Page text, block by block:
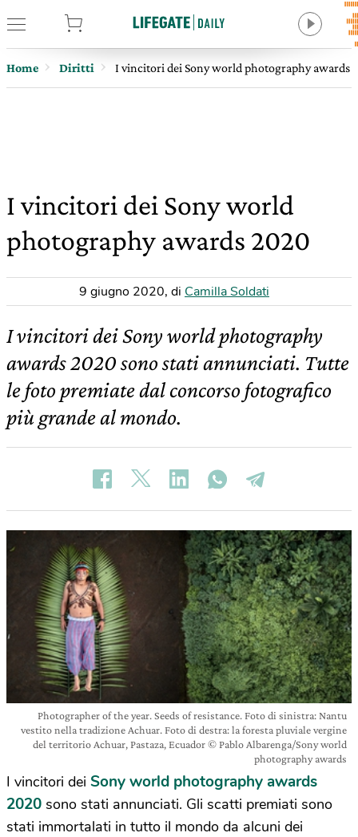
Home Diritti I vincitori dei Sony world photography awards
I vincitori dei Sony world
photography awards 2020
9 giugno 2020, di Camilla Soldati
I vincitori dei Sony world photography
awards 2020 sono stati annunciati. Tutte
le foto premiate dal concorso fotografico
più grande al mondo.
Photographer of the year. Seeds of resistance. Foto di sinistra: Nantu
vestito nella tradizione Achuar. Foto di destra: la foresta pluviale vergine
del territorio Achuar, Pastaza, Ecuador © Pablo Albarenga/Sony world
photography awards
I vincitori dei Sony world photography awards
2020 sono stati annunciati. Gli scatti premiati sono
stati immortalati in tutto il mondo da alcuni dei